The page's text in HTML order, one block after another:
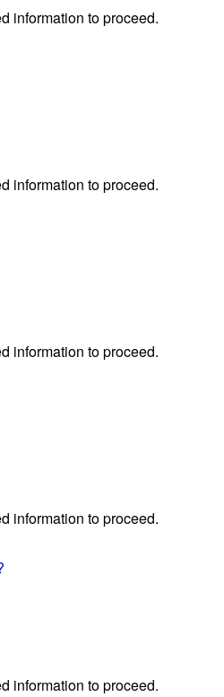
information to proceed.
information to proceed.
information to proceed.
information to proceed.
information to proceed.